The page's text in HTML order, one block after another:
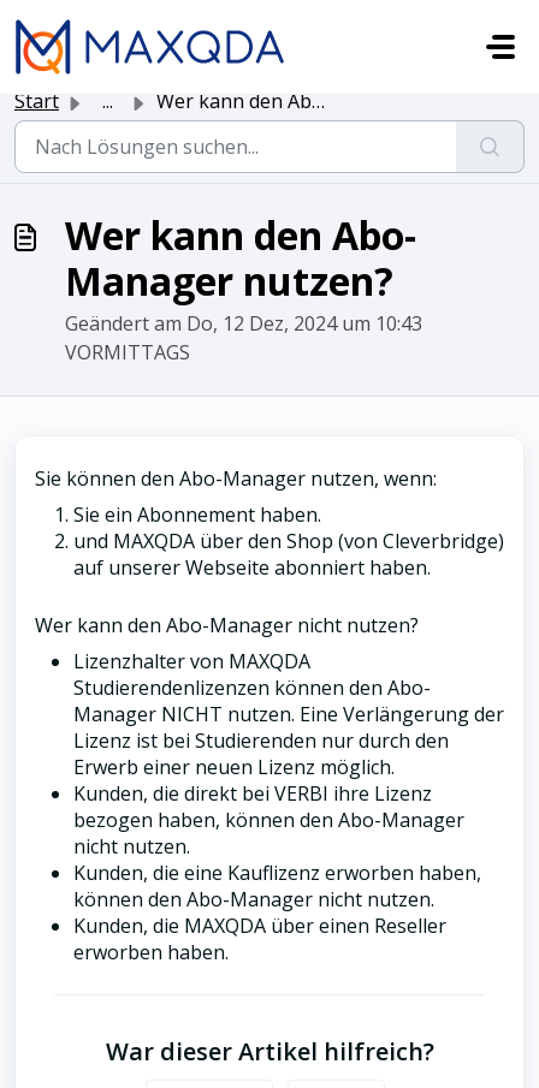
Zum hauptsächlichen Inhalt gehen
Start ... Wer kann den Abo-Manager nutzen?
Wer kann den Abo-
Manager nutzen?
Geändert am Do, 12 Dez, 2024 um 10:43
VORMITTAGS
Sie können den Abo-Manager nutzen, wenn:
Sie ein Abonnement haben.
und MAXQDA über den Shop (von Cleverbridge)
auf unserer Webseite abonniert haben.
Wer kann den Abo-Manager nicht nutzen?
Lizenzhalter von MAXQDA
Studierendenlizenzen können den Abo-
Manager NICHT nutzen. Eine Verlängerung der
Lizenz ist bei Studierenden nur durch den
Erwerb einer neuen Lizenz möglich.
Kunden, die direkt bei VERBI ihre Lizenz
bezogen haben, können den Abo-Manager
nicht nutzen.
Kunden, die eine Kauflizenz erworben haben,
können den Abo-Manager nicht nutzen.
Kunden, die MAXQDA über einen Reseller
erworben haben.
War dieser Artikel hilfreich?